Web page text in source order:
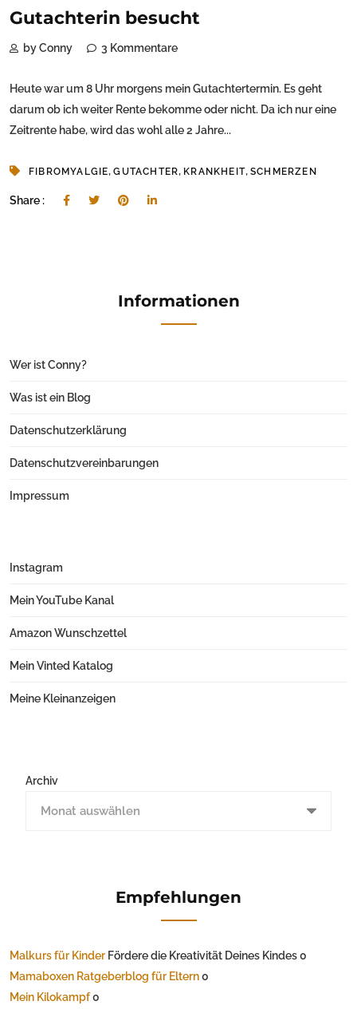
Gutachterin besucht
by Conny 3 Kommentare
Heute war um 8 Uhr morgens mein Gutachtertermin. Es geht
darum ob ich weiter Rente bekomme oder nicht. Da ich nur eine
Zeitrente habe, wird das wohl alle 2 Jahre...
FIBROMYALGIE,GUTACHTER, KRANKHEIT,SCHMERZEN
Share :
Informationen
Wer ist Conny?
Was ist ein Blog
Datenschutzerklärung
Datenschutzvereinbarungen
Impressum
Instagram
Mein YouTube Kanal
Amazon Wunschzettel
Mein Vinted Katalog
Meine Kleinanzeigen
Archiv
Empfehlungen
Malkurs für Kinder Fördere die Kreativität Deines Kindes 0
Mamaboxen Ratgeberblog für Eltern0
Mein Kilokampf0